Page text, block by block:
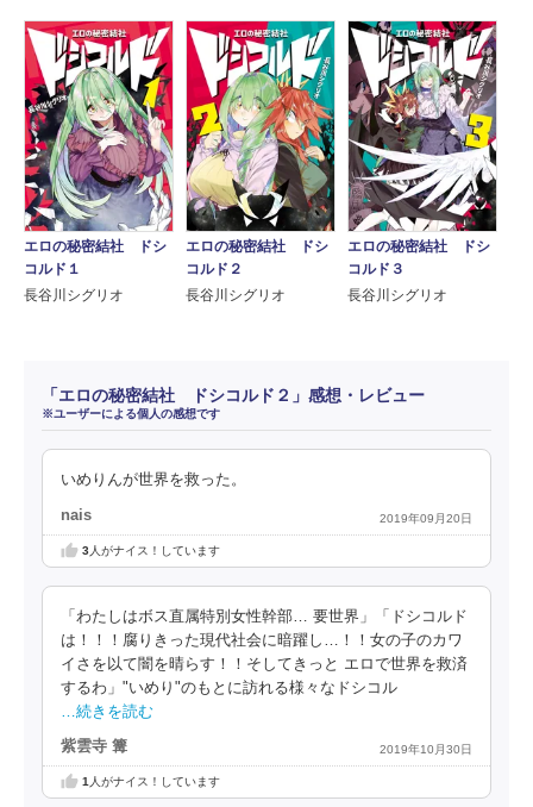
エロの秘密結社 ドシ
コルド１
長谷川シグリオ
エロの秘密結社 ドシ
コルド２
長谷川シグリオ
エロの秘密結社 ドシ
コルド３
長谷川シグリオ
「エロの秘密結社 ドシコルド２」感想・レビュー
※ユーザーによる個人の感想です
いめりんが世界を救った。
nais 2019年09月20日
3人がナイス！しています
「わたしはボス直属特別女性幹部… 要世界」「ドシコルド
は！！！腐りきった現代社会に暗躍し…！！女の子のカワ
イさを以て闇を晴らす！！そしてきっと エロで世界を救済
するわ」"いめり"のもとに訪れる様々なドシコル
…続きを読む
紫雲寺 篝 2019年10月30日
1人がナイス！しています